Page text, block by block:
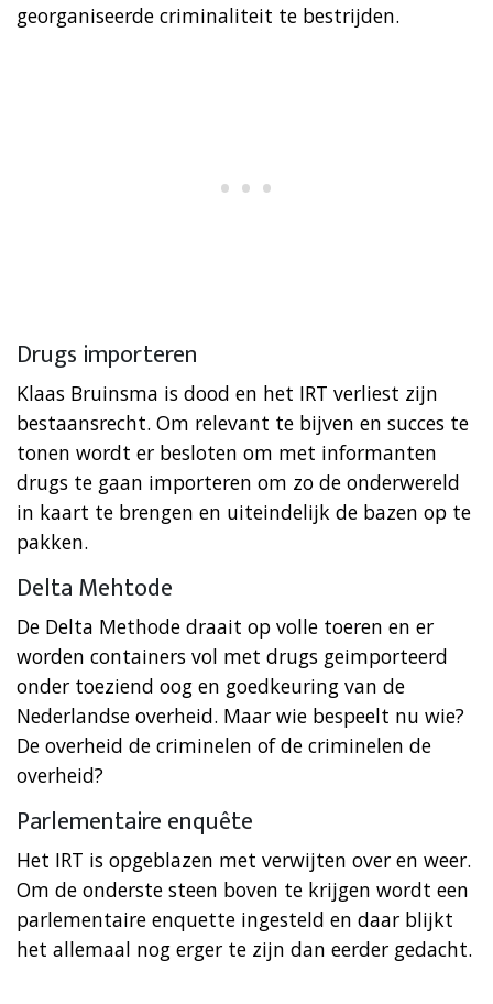
georganiseerde criminaliteit te bestrijden.
Drugs importeren
Klaas Bruinsma is dood en het IRT verliest zijn
bestaansrecht. Om relevant te bijven en succes te
tonen wordt er besloten om met informanten
drugs te gaan importeren om zo de onderwereld
in kaart te brengen en uiteindelijk de bazen op te
pakken.
Delta Mehtode
De Delta Methode draait op volle toeren en er
worden containers vol met drugs geimporteerd
onder toeziend oog en goedkeuring van de
Nederlandse overheid. Maar wie bespeelt nu wie?
De overheid de criminelen of de criminelen de
overheid?
Parlementaire enquête
Het IRT is opgeblazen met verwijten over en weer.
Om de onderste steen boven te krijgen wordt een
parlementaire enquette ingesteld en daar blijkt
het allemaal nog erger te zijn dan eerder gedacht.